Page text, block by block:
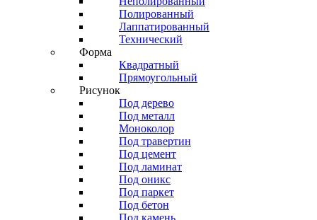
Полированный
Лаппатированный
Технический
Форма
Квадратный
Прямоугольный
Рисунок
Под дерево
Под металл
Моноколор
Под травертин
Под цемент
Под ламинат
Под оникс
Под паркет
Под бетон
Под камень